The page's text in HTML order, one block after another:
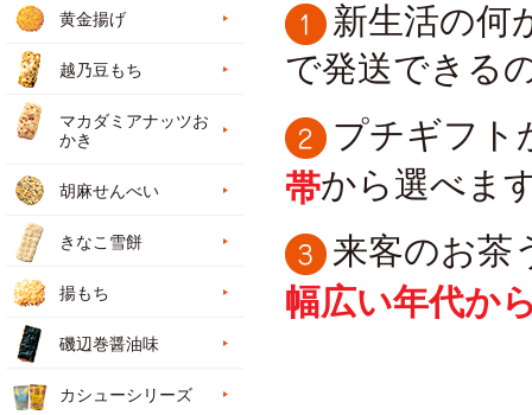
新生活の何
で発送できる
プチギフト
帯から選べま
来客のお茶
幅広い年代か
黄金揚げ
越乃豆もち
マカダミアナッツお
かき
胡麻せんべい
きなこ雪餅
揚もち
磯辺巻醤油味
カシューシリーズ